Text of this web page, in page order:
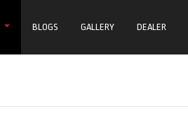
BLOGS GALLERY DEALER